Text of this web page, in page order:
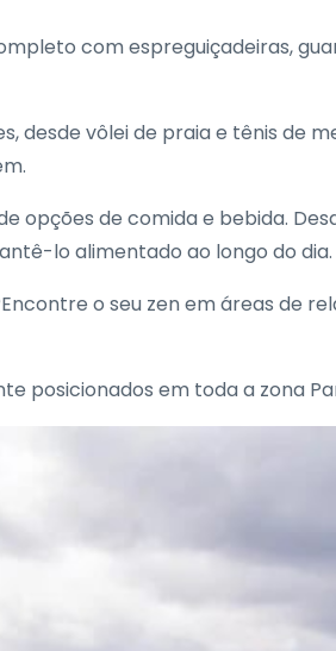
com espreguiçadeiras,
desde vôlei de praia e tênis de
opções de comida e bebida.
lo alimentado ao longo do dia.
o seu zen em áreas de
posicionados em toda a zona